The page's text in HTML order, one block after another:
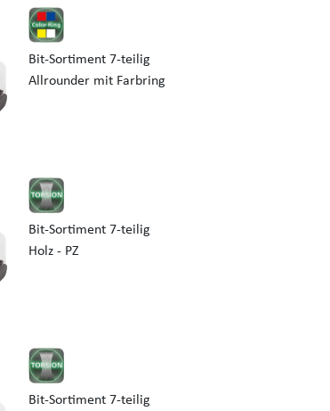
Bit-Sortiment 7-teilig
Allrounder mit Farbring
Bit-Sortiment 7-teilig
Holz - PZ
Bit-Sortiment 7-teilig